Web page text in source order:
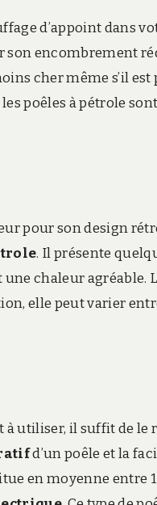
d’appoint dans
encombrement
cher même s’il est
poêles à pétrole
pour son design
. Il présente
chaleur agréable.
elle peut varier
à utiliser, il suffit de le
d’un poêle et la
en moyenne entre